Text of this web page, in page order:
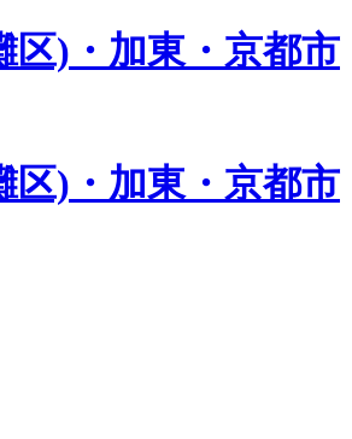
)・加東・京都市
)・加東・京都市